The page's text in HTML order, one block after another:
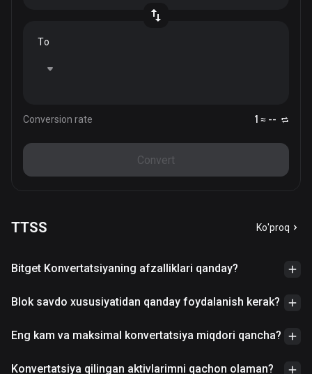
To
Conversion rate 1 ≈ --
Convert
TTSS Ko'proq
Bitget Konvertatsiyaning afzalliklari qanday?
Blok savdo xususiyatidan qanday foydalanish kerak?
Eng kam va maksimal konvertatsiya miqdori qancha?
Konvertatsiya qilingan aktivlarimni qachon olaman?